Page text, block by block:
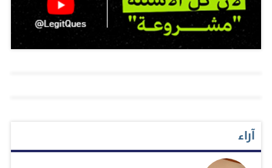
تناول الحوامل للمكملات الغذائية الغنية بالأوميجا 3 أثناء الحمل
يمكن أن تقلل الضرر الذى يصيب مخ الأطفال وتعزز الذاكرة
والذكاء لديهم. ونشرت نتائج الدراسة عبر الموقع الطبى
آراء